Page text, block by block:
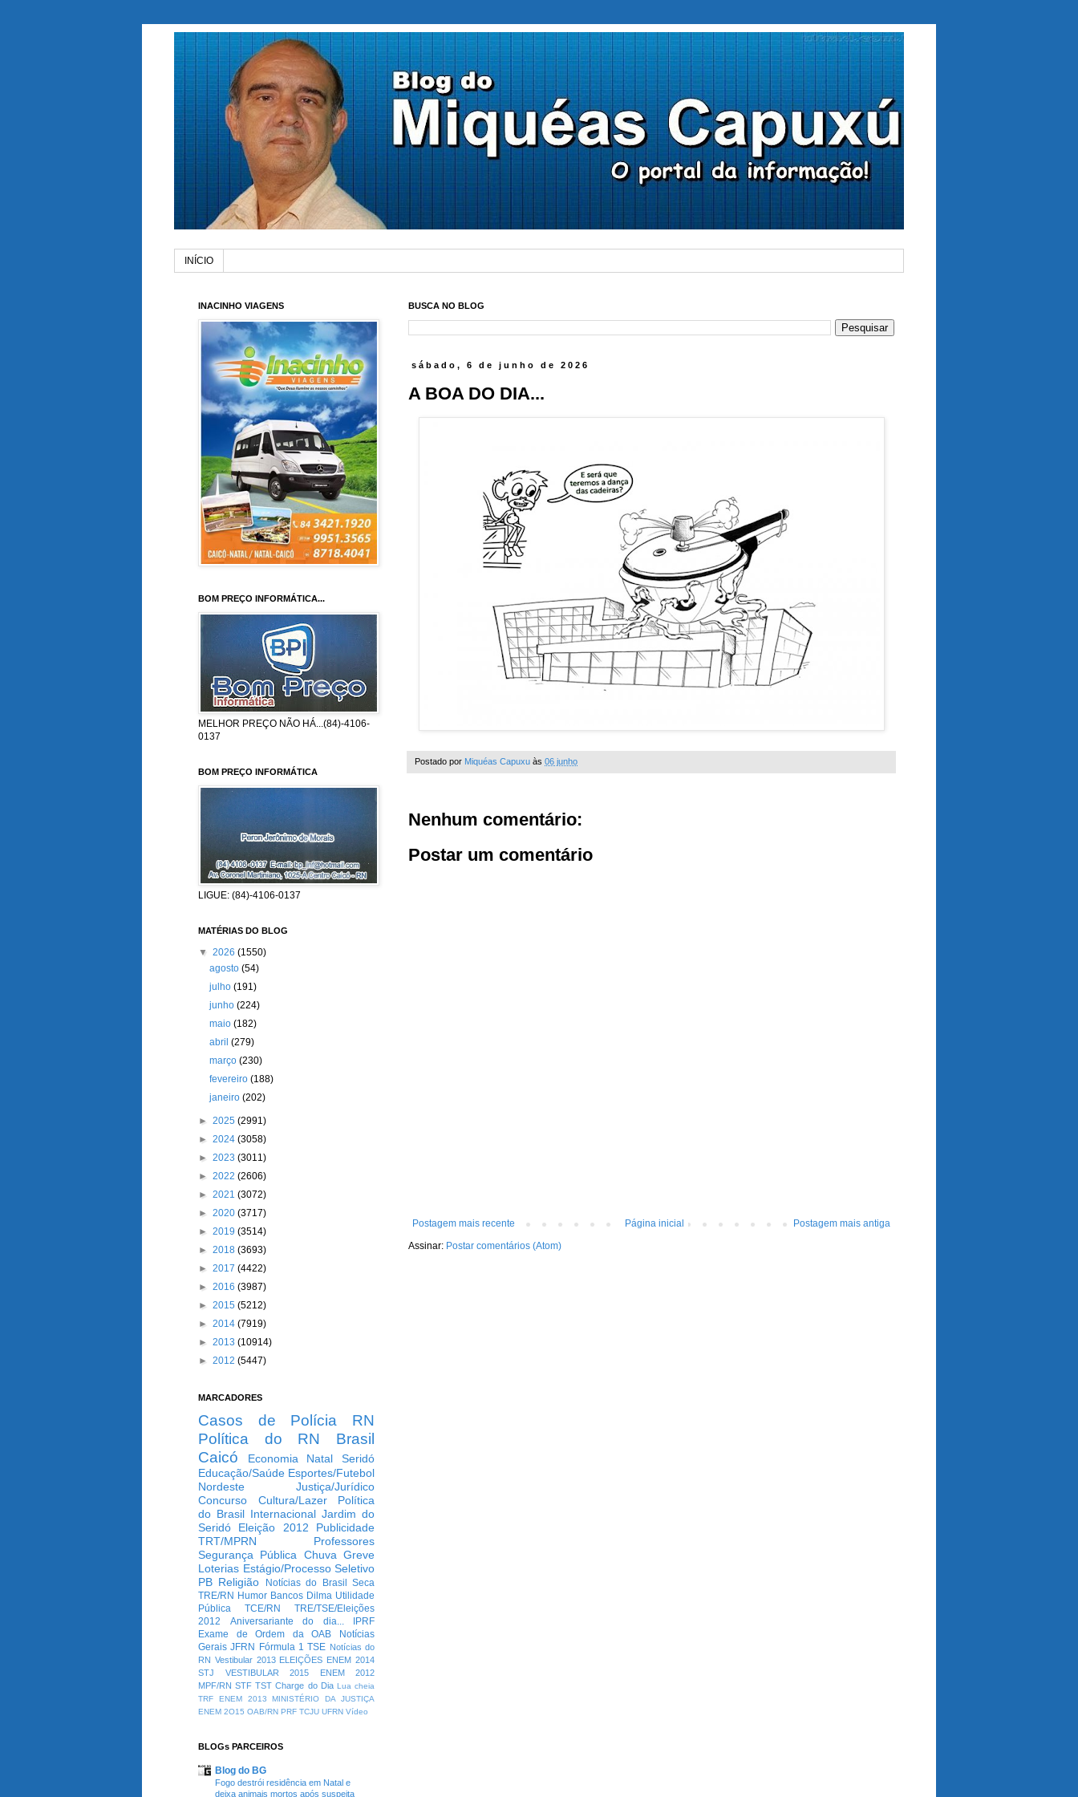
INÍCIO
BUSCA NO BLOG
sábado, 6 de junho de 2026
A BOA DO DIA...
Postado por Miquéas Capuxu às 06 junho
Nenhum comentário:
Postar um comentário
Postagem mais recente Postagem mais antiga
Página inicial
Assinar: Postar comentários (Atom)
INACINHO VIAGENS
BOM PREÇO INFORMÁTICA...
MELHOR PREÇO NÃO HÁ...(84)-4106-
0137
BOM PREÇO INFORMÁTICA
LIGUE: (84)-4106-0137
MATÉRIAS DO BLOG
▼ 2026 (1550)
agosto(54)
julho(191)
junho(224)
maio(182)
abril(279)
março(230)
fevereiro(188)
janeiro(202)
► 2025 (2991)
► 2024 (3058)
► 2023 (3011)
► 2022 (2606)
► 2021 (3072)
► 2020 (3717)
► 2019 (3514)
► 2018 (3693)
► 2017 (4422)
► 2016 (3987)
► 2015 (5212)
► 2014 (7919)
► 2013 (10914)
► 2012 (5447)
MARCADORES
Casos de Polícia
RN
Política do RN
Brasil
Caicó
Economia Natal
Seridó
Educação/Saúde Esportes/Futebol
Nordeste
Justiça/Jurídico
Concurso
Cultura/Lazer
Política
do Brasil Internacional Jardim do
Seridó
Eleição 2012
Publicidade
TRT/MPRN
Professores
Segurança Pública Chuva Greve
Loterias Estágio/Processo Seletivo
PB Religião Notícias do Brasil
Seca
TRE/RN Humor Bancos Dilma Utilidade
Pública
TCE/RN
TRE/TSE/Eleições
2012
Aniversariante do dia...
IPRF
Exame de Ordem da OAB
Notícias
Gerais JFRN Fórmula 1 TSE Notícias do
RN Vestibular 2013 ELEIÇÕES ENEM 2014
STJ
VESTIBULAR 2015
ENEM 2012
MPF/RN STF TST Charge do Dia Lua cheia
TRF
ENEM 2013
MINISTÉRIO DA JUSTIÇA
ENEM 2O15 OAB/RN PRF TCJU UFRN Vídeo
BLOGs PARCEIROS
Blog do BG
Fogo destrói residência em Natal e
deixa animais mortos após suspeita